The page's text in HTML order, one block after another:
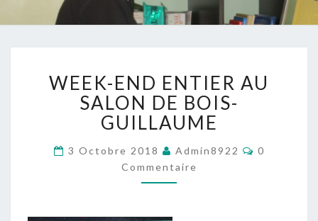
END
ENTIER
AU
SALON
DE
BOIS-
GUILLAUME
WEEK-END ENTIER AU
SALON DE BOIS-
GUILLAUME
3 Octobre 2018 Admin8922
0
Commentaire